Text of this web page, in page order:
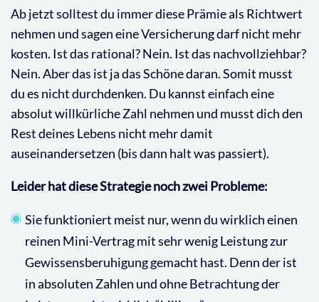
Ab jetzt solltest du immer diese Prämie als Richtwert
nehmen und sagen eine Versicherung darf nicht mehr
kosten. Ist das rational? Nein. Ist das nachvollziehbar?
Nein. Aber das ist ja das Schöne daran. Somit musst
du es nicht durchdenken. Du kannst einfach eine
absolut willkürliche Zahl nehmen und musst dich den
Rest deines Lebens nicht mehr damit
auseinandersetzen (bis dann halt was passiert).
Leider hat diese Strategie noch zwei Probleme:
Sie funktioniert meist nur, wenn du wirklich einen
reinen Mini-Vertrag mit sehr wenig Leistung zur
Gewissensberuhigung gemacht hast. Denn der ist
in absoluten Zahlen und ohne Betrachtung der